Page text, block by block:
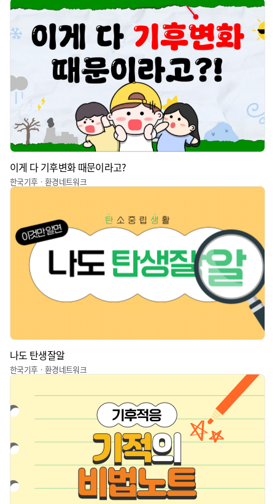
이게 다 기후변화 때문이라고?
한국기후ㆍ환경네트워크
나도 탄생잘알
한국기후ㆍ환경네트워크